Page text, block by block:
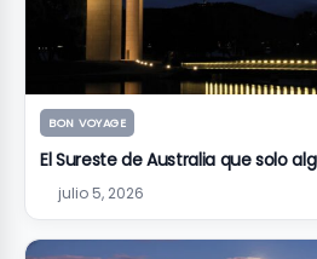
BON VOYAGE
El Sureste de Australia que solo
julio 5, 2026